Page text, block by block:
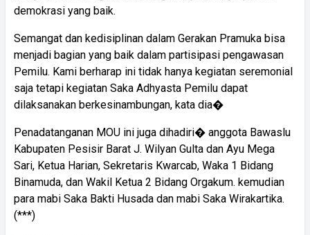
demokrasi yang baik.
Semangat dan kedisiplinan dalam Gerakan Pramuka bisa
menjadi bagian yang baik dalam partisipasi pengawasan
Pemilu. Kami berharap ini tidak hanya kegiatan seremonial
saja tetapi kegiatan Saka Adhyasta Pemilu dapat
dilaksanakan berkesinambungan, kata dia�
Penadatanganan MOU ini juga dihadiri� anggota Bawaslu
Kabupaten Pesisir Barat J. Wilyan Gulta dan Ayu Mega
Sari, Ketua Harian, Sekretaris Kwarcab, Waka 1 Bidang
Binamuda, dan Wakil Ketua 2 Bidang Orgakum. kemudian
para mabi Saka Bakti Husada dan mabi Saka Wirakartika.
(***)